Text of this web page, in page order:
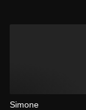
Simone